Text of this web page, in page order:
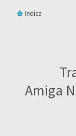
Indice
Amiga